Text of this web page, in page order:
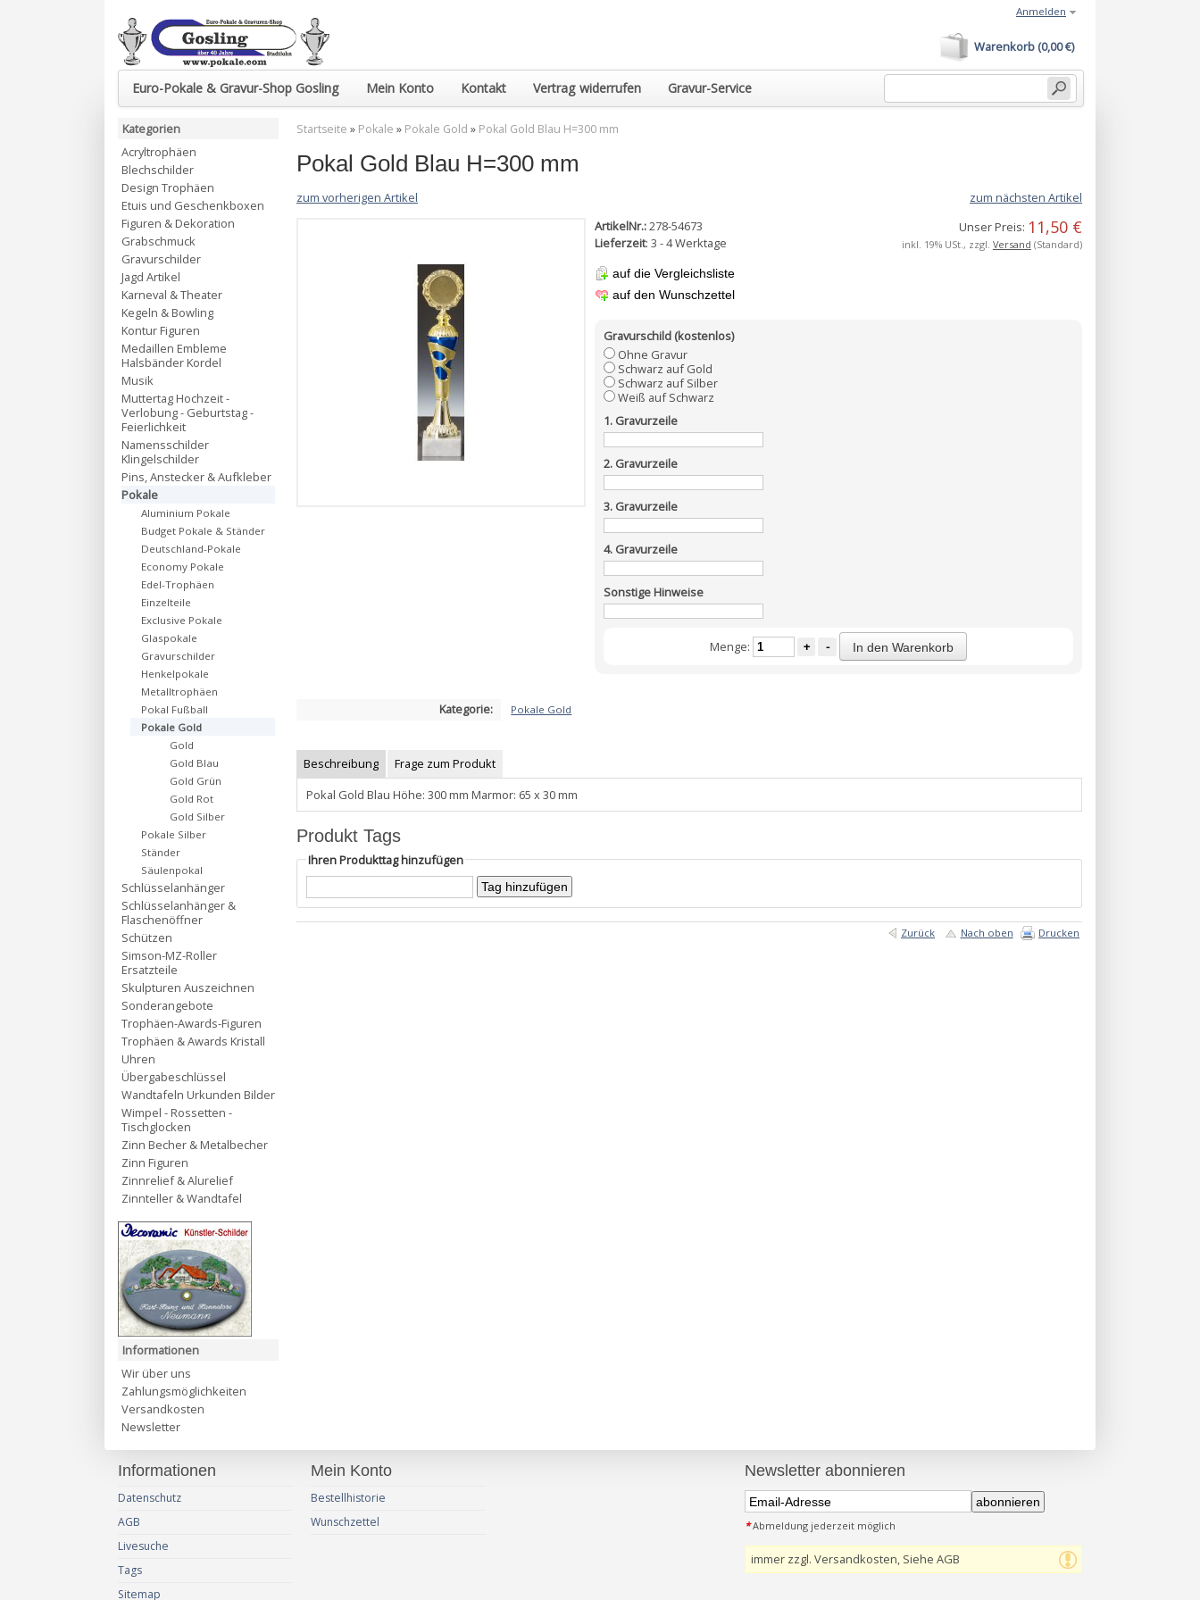
Euro-Pokale & Gravur-Shop Gosling Mein Konto Kontakt Vertrag widerrufen Gravur-Service
Warenkorb (0,00 €)
Anmelden
Startseite » Pokale » Pokale Gold » Pokal Gold Blau H=300 mm
Pokal Gold Blau H=300 mm
zum vorherigen Artikel
zum nächsten Artikel
ArtikelNr.:278-54673
Lieferzeit: 3 - 4 Werktage
auf die Vergleichsliste
auf den Wunschzettel
Unser Preis: 11,50 €
inkl. 19% USt., zzgl. Versand (Standard)
Gravurschild (kostenlos)
Ohne Gravur
Schwarz auf Gold
Schwarz auf Silber
Weiß auf Schwarz
1. Gravurzeile
2. Gravurzeile
3. Gravurzeile
4. Gravurzeile
Sonstige Hinweise
Menge: + - In den Warenkorb
Kategorie: Pokale Gold
Beschreibung
Frage zum Produkt
Pokal Gold Blau Höhe: 300 mm Marmor: 65 x 30 mm
Produkt Tags
Ihren Produkttag hinzufügen
Zurück Nach oben Drucken
Kategorien
Acryltrophäen
Blechschilder
Design Trophäen
Etuis und Geschenkboxen
Figuren & Dekoration
Grabschmuck
Gravurschilder
Jagd Artikel
Karneval & Theater
Kegeln & Bowling
Kontur Figuren
Medaillen Embleme
Halsbänder Kordel
Musik
Muttertag Hochzeit -
Verlobung - Geburtstag -
Feierlichkeit
Namensschilder
Klingelschilder
Pins, Anstecker & Aufkleber
Pokale
Aluminium Pokale
Budget Pokale & Ständer
Deutschland-Pokale
Economy Pokale
Edel-Trophäen
Einzelteile
Exclusive Pokale
Glaspokale
Gravurschilder
Henkelpokale
Metalltrophäen
Pokal Fußball
Pokale Gold
Gold
Gold Blau
Gold Grün
Gold Rot
Gold Silber
Pokale Silber
Ständer
Säulenpokal
Schlüsselanhänger
Schlüsselanhänger &
Flaschenöffner
Schützen
Simson-MZ-Roller
Ersatzteile
Skulpturen Auszeichnen
Sonderangebote
Trophäen-Awards-Figuren
Trophäen & Awards Kristall
Uhren
Übergabeschlüssel
Wandtafeln Urkunden Bilder
Wimpel - Rossetten -
Tischglocken
Zinn Becher & Metalbecher
Zinn Figuren
Zinnrelief & Alurelief
Zinnteller & Wandtafel
Informationen
Wir über uns
Zahlungsmöglichkeiten
Versandkosten
Newsletter
Informationen
Datenschutz
AGB
Livesuche
Tags
Sitemap
Mein Konto
Bestellhistorie
Wunschzettel
Newsletter abonnieren
abonnieren
*Abmeldung jederzeit möglich
immer zzgl. Versandkosten, Siehe AGB